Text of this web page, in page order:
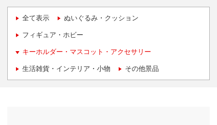
全て表示 ぬいぐるみ・クッション
フィギュア・ホビー
キーホルダー・マスコット・アクセサリー
生活雑貨・インテリア・小物 その他景品